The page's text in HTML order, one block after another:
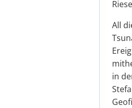
All
in